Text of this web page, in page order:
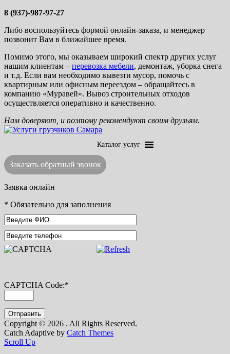
8 (937)-987-97-27
Либо воспользуйтесь формой онлайн-заказа, и менеджер
позвонит Вам в ближайшее время.
Помимо этого, мы оказываем широкий спектр других услуг
нашим клиентам – перевозка мебели, демонтаж, уборка снега
и т.д. Если вам необходимо вывезти мусор, помочь с
квартирным или офисным переездом – обращайтесь в
компанию «Муравей». Вывоз строительных отходов
осуществляется оперативно и качественно.
Нам доверяют, и поэтому рекомендуют своим друзьям.
Каталог услуг
Заказать обратный звонок
Заявка онлайн
* Обязательно для заполнения
CAPTCHA Code:*
Copyright © 2026 . All Rights Reserved.
Catch Adaptive by Catch Themes
Scroll Up